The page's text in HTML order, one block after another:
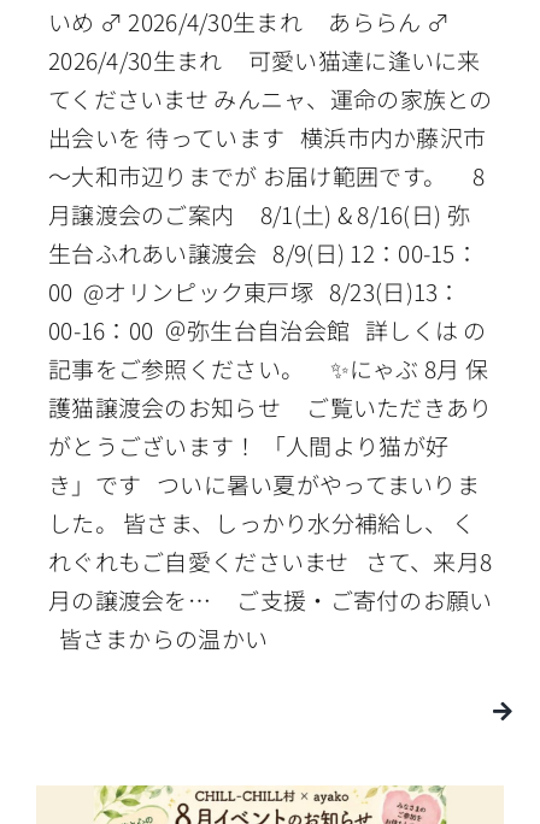
いめ ♂ 2026/4/30生まれ あららん ♂
2026/4/30生まれ 可愛い猫達に逢いに来
てくださいませ みんニャ、運命の家族との
出会いを 待っています 横浜市内か藤沢市
～大和市辺りまでが お届け範囲です。 8
月譲渡会のご案内 8/1(土) & 8/16(日) 弥
生台ふれあい譲渡会 8/9(日) 12：00-15：
00 @オリンピック東戸塚 8/23(日)13：
00-16：00 ＠弥生台自治会館 詳しくは の
記事をご参照ください。 ✨にゃぶ 8月 保
護猫譲渡会のお知らせ ご覧いただきあり
がとうございます！ 「人間より猫が好
き」です ついに暑い夏がやってまいりま
した。 皆さま、しっかり水分補給し、 く
れぐれもご自愛くださいませ さて、来月8
月の譲渡会を… ご支援・ご寄付のお願い
皆さまからの温かい